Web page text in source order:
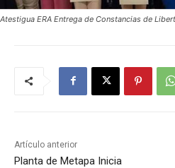
Atestigua ERA Entrega de Constancias de
Artículo anterior
Planta de Metapa Inicia